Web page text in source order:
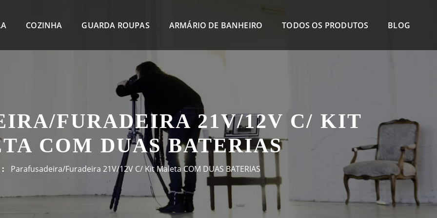
COZINHA GUARDA ROUPAS ARMÁRIO DE BANHEIRO TODOS OS PRODUTOS BLOG
FURADEIRA 21V/12V C/ KIT
COM DUAS BATERIAS
Parafusadeira/Furadeira 21V/12V C/ Kit Maleta COM DUAS BATERIAS